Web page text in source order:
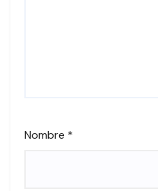
Nombre *